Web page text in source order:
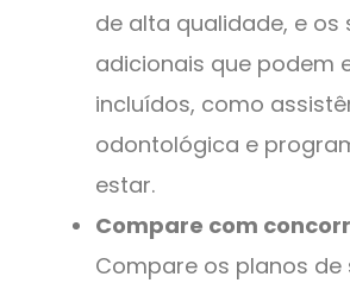
de alta qualidade, e os
adicionais que podem
incluídos, como
odontológica e
estar.
Compare com
Compare os planos de